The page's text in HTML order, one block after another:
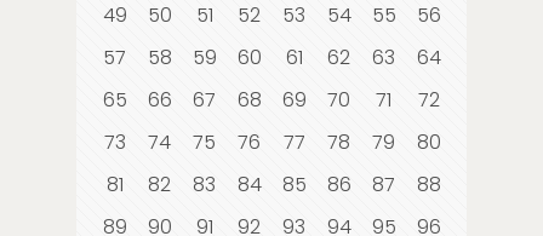
49
50 51 52 53 54 55
56
57
58 59 60 61 62 63
64
65
66 67 68 69 70 71
72
73
74 75 76 77 78 79
80
81
82 83 84 85 86 87
88
89
90 91 92 93 94 95
96